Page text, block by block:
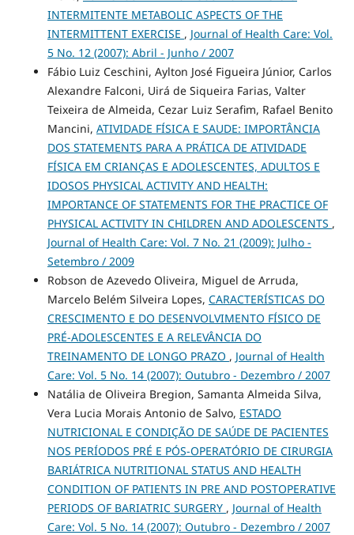
INTERMITENTE METABOLIC ASPECTS OF THE
INTERMITTENT EXERCISE , Journal of Health Care: Vol.
5 No. 12 (2007): Abril - Junho / 2007
Fábio Luiz Ceschini, Aylton José Figueira Júnior, Carlos
Alexandre Falconi, Uirá de Siqueira Farias, Valter
Teixeira de Almeida, Cezar Luiz Serafim, Rafael Benito
Mancini, ATIVIDADE FÍSICA E SAUDE: IMPORTÂNCIA
DOS STATEMENTS PARA A PRÁTICA DE ATIVIDADE
FÍSICA EM CRIANÇAS E ADOLESCENTES, ADULTOS E
IDOSOS PHYSICAL ACTIVITY AND HEALTH:
IMPORTANCE OF STATEMENTS FOR THE PRACTICE OF
PHYSICAL ACTIVITY IN CHILDREN AND ADOLESCENTS ,
Journal of Health Care: Vol. 7 No. 21 (2009): Julho -
Setembro / 2009
Robson de Azevedo Oliveira, Miguel de Arruda,
Marcelo Belém Silveira Lopes, CARACTERÍSTICAS DO
CRESCIMENTO E DO DESENVOLVIMENTO FÍSICO DE
PRÉ-ADOLESCENTES E A RELEVÂNCIA DO
TREINAMENTO DE LONGO PRAZO , Journal of Health
Care: Vol. 5 No. 14 (2007): Outubro - Dezembro / 2007
Natália de Oliveira Bregion, Samanta Almeida Silva,
Vera Lucia Morais Antonio de Salvo, ESTADO
NUTRICIONAL E CONDIÇÃO DE SAÚDE DE PACIENTES
NOS PERÍODOS PRÉ E PÓS-OPERATÓRIO DE CIRURGIA
BARIÁTRICA NUTRITIONAL STATUS AND HEALTH
CONDITION OF PATIENTS IN PRE AND POSTOPERATIVE
PERIODS OF BARIATRIC SURGERY , Journal of Health
Care: Vol. 5 No. 14 (2007): Outubro - Dezembro / 2007